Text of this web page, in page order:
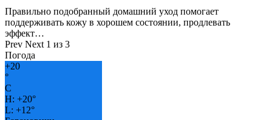
Правильно подобранный домашний уход помогает
поддерживать кожу в хорошем состоянии, продлевать
эффект…
Prev Next 1 из 3
Погода
+20
°
C
H: +20°
L: +12°